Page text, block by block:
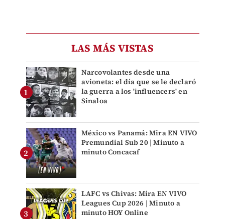
LAS MÁS VISTAS
Narcovolantes desde una
avioneta: el día que se le declaró
la guerra a los 'influencers' en
Sinaloa
México vs Panamá: Mira EN VIVO
Premundial Sub 20 | Minuto a
minuto Concacaf
LAFC vs Chivas: Mira EN VIVO
Leagues Cup 2026 | Minuto a
minuto HOY Online